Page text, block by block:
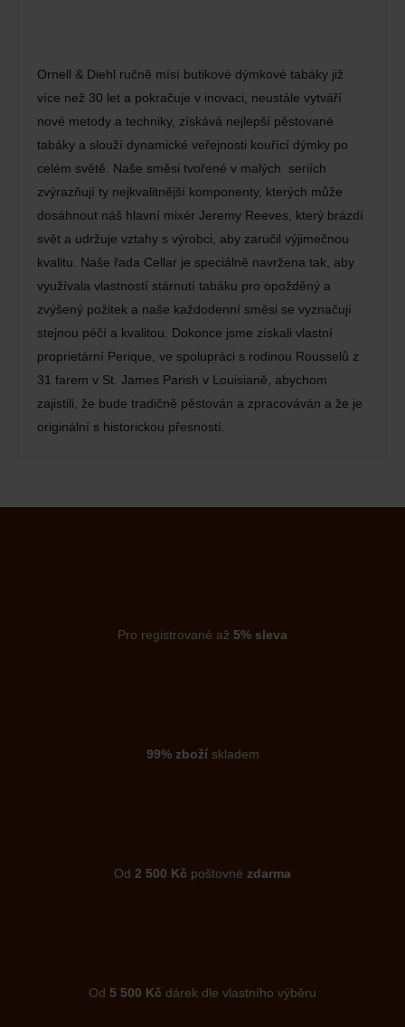
Ornell & Diehl ručně mísí butikové dýmkové tabáky již
více než 30 let a pokračuje v inovaci, neustále vytváří
nové metody a techniky, získává nejlepší pěstované
tabáky a slouží dynamické veřejnosti kouřící dýmky po
celém světě. Naše směsi tvořené v malých seriích
zvýrazňují ty nejkvalitnější komponenty, kterých může
dosáhnout náš hlavní mixér Jeremy Reeves, který brázdí
svět a udržuje vztahy s výrobci, aby zaručil výjimečnou
kvalitu. Naše řada Cellar je speciálně navržena tak, aby
využívala vlastností stárnutí tabáku pro opožděný a
zvýšený požitek a naše každodenní směsi se vyznačují
stejnou péčí a kvalitou. Dokonce jsme získali vlastní
proprietární Perique, ve spolupráci s rodinou Rousselů z
31 farem v St. James Parish v Louisianě, abychom
zajistili, že bude tradičně pěstován a zpracováván a že je
originální s historickou přesností.
Pro registrované až 5% sleva
99% zbožískladem
Od 2 500 Kč poštovné zdarma
Od 5 500 Kč dárek dle vlastního výběru